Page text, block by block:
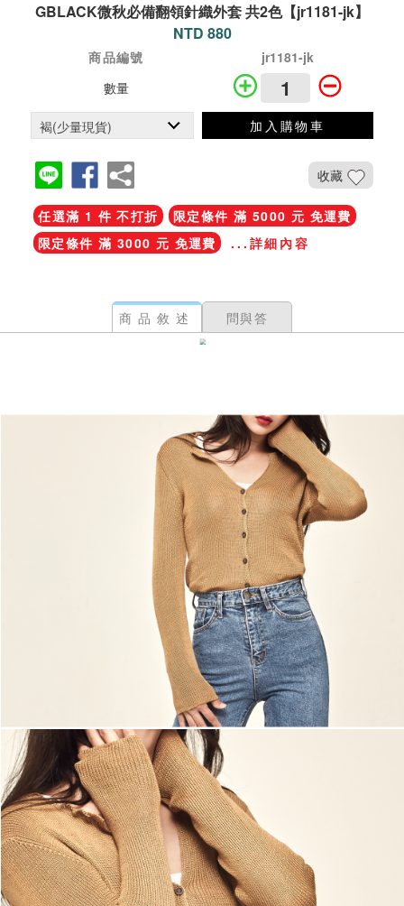
GBLACK微秋必備翻領針織外套 共2色【jr1181-jk】
NTD 880
商品編號
jr1181-jk
數量
加入購物車
收藏
任選滿 1 件 不打折
限定條件 滿 5000 元 免運費
限定條件 滿 3000 元 免運費
...詳細內容
商品敘述 問與答